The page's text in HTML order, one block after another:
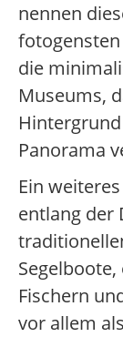
nennen
die
Museums,
Panorama
Ein
entlang der
Fischern
vor allem